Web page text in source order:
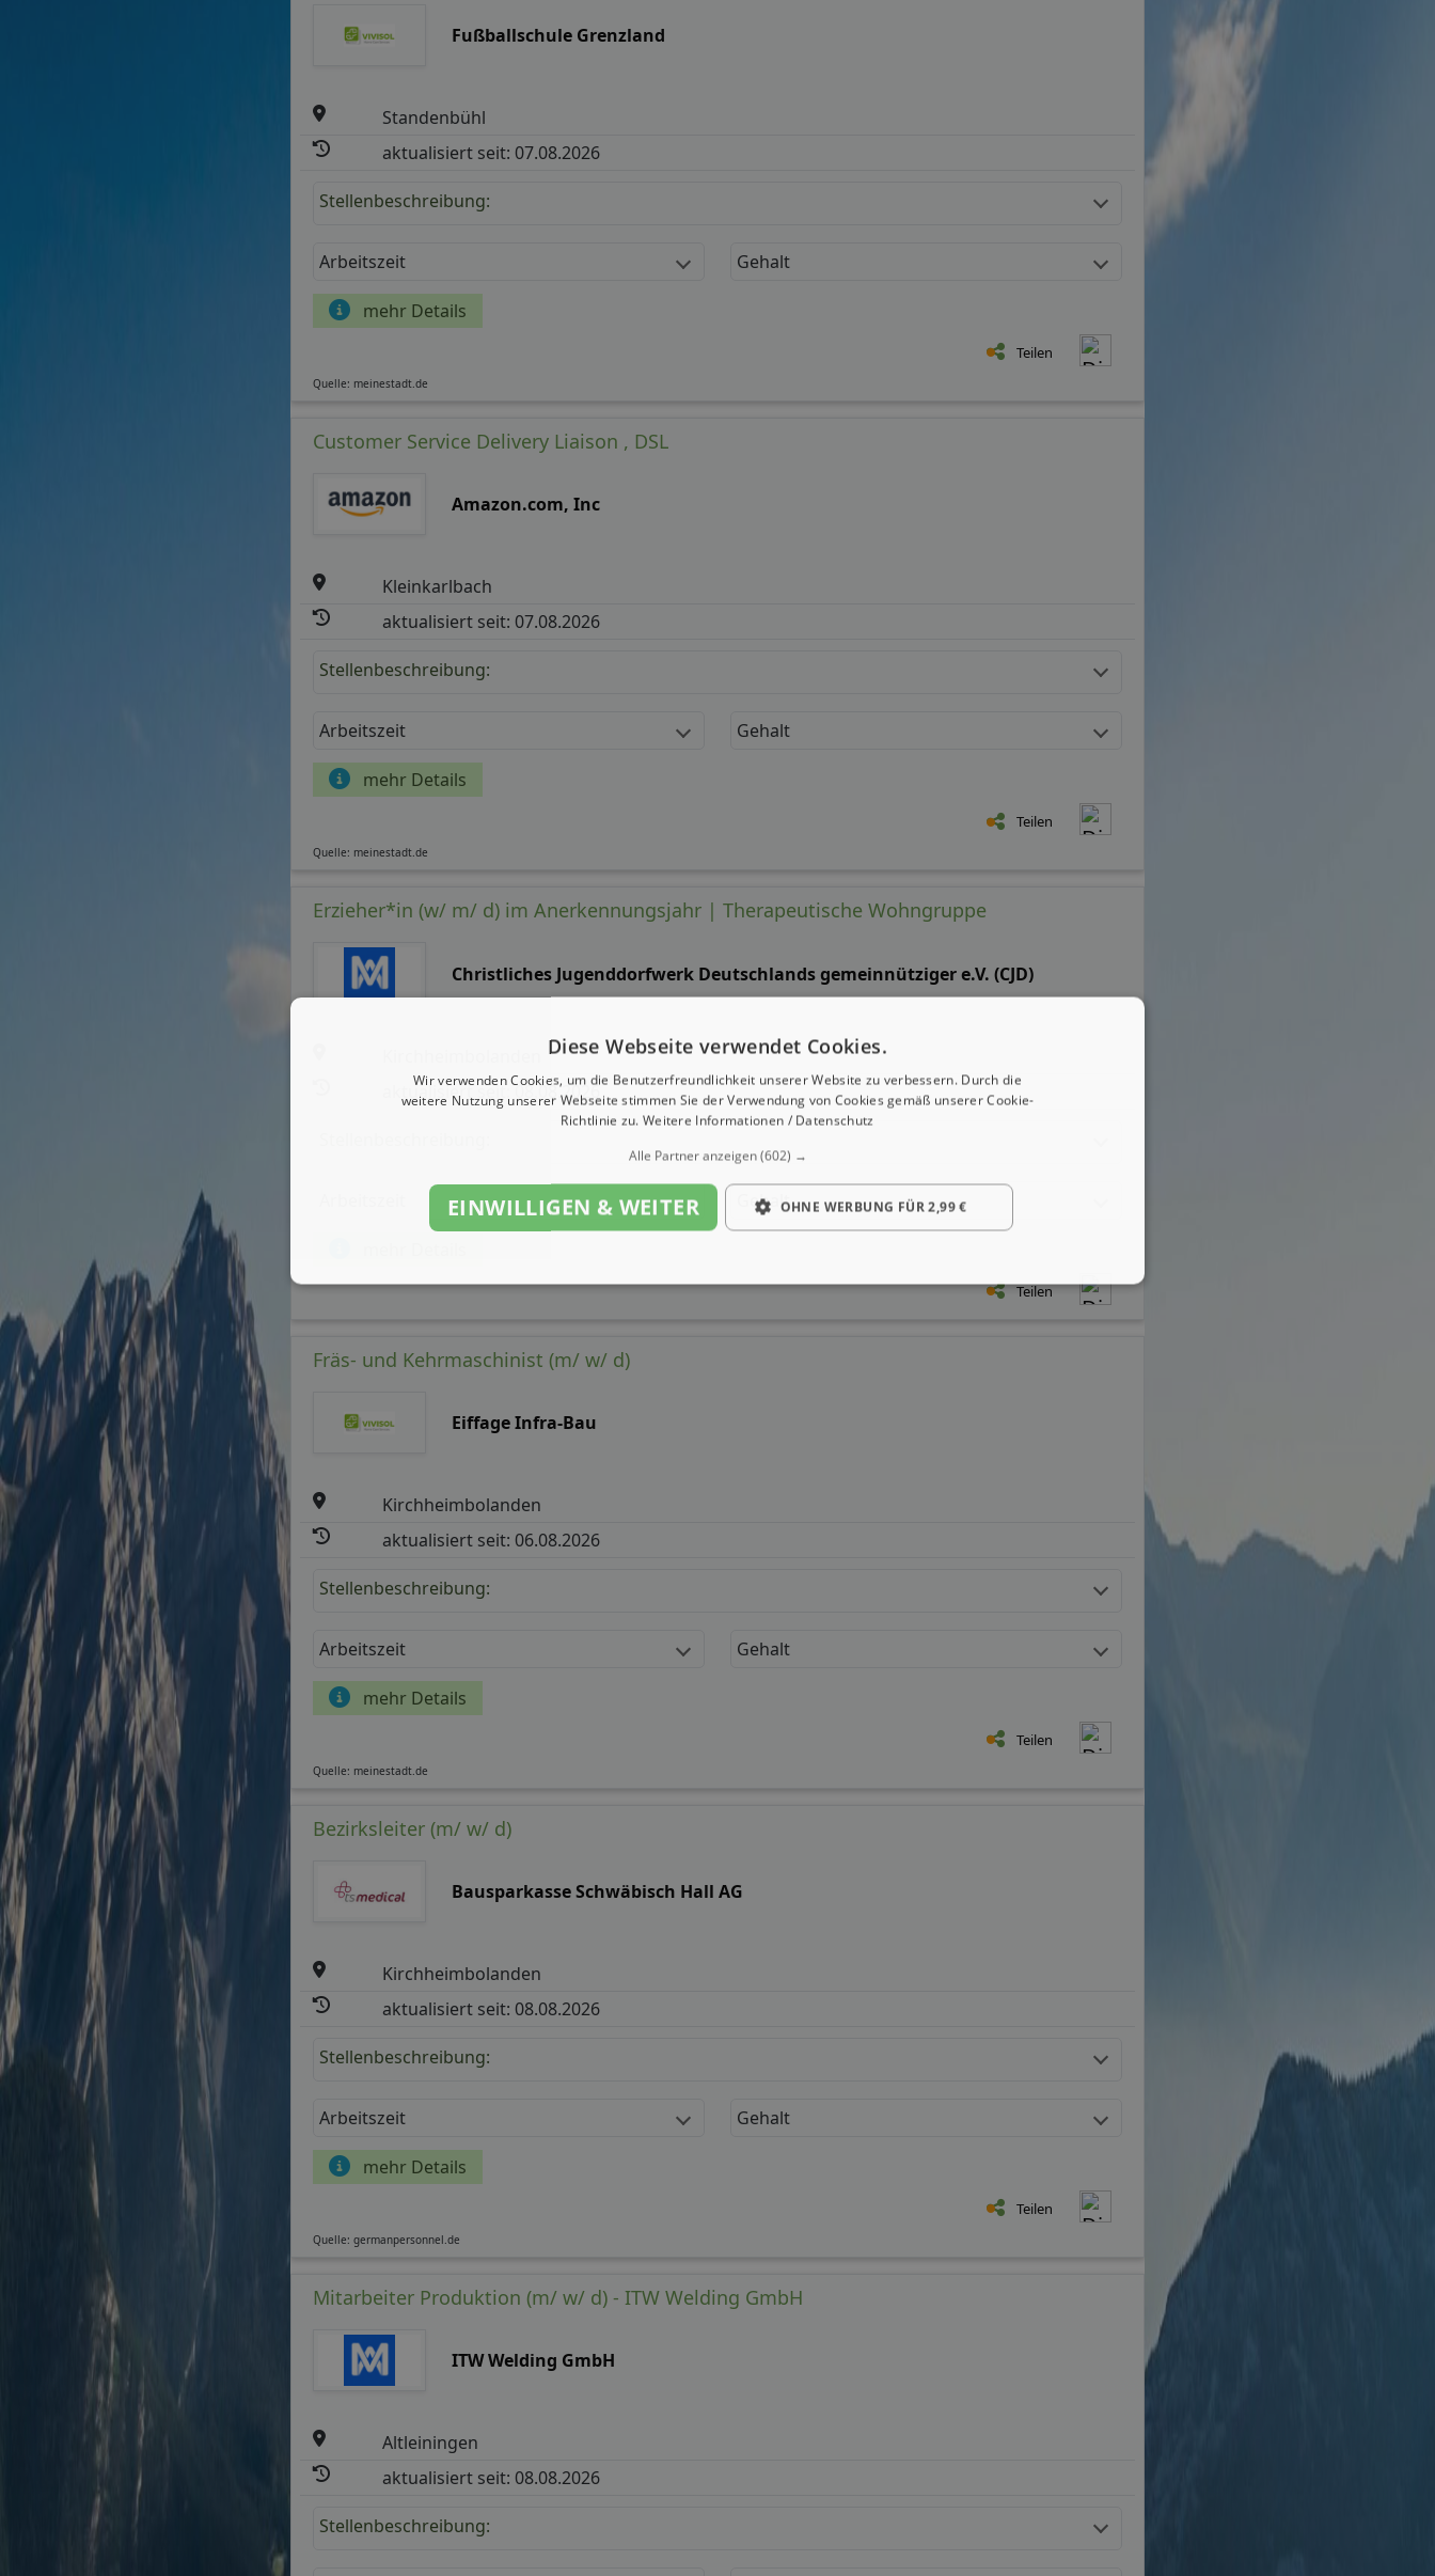
Fußballschule Grenzland
Standenbühl
aktualisiert seit: 07.08.2026
Stellenbeschreibung:
Arbeitszeit Gehalt
mehr Details
Teilen
Quelle: meinestadt.de
Customer Service Delivery Liaison , DSL
Amazon.com, Inc
Kleinkarlbach
aktualisiert seit: 07.08.2026
Stellenbeschreibung:
Arbeitszeit Gehalt
mehr Details
Teilen
Quelle: meinestadt.de
Erzieher*in (w/ m/ d) im Anerkennungsjahr | Therapeutische Wohngruppe
Christliches Jugenddorfwerk Deutschlands gemeinnütziger e.V. (CJD)
aktualisiert seit: 08.08.2026
Gehalt
Teilen
Fräs- und Kehrmaschinist (m/ w/ d)
Eiffage Infra-Bau
Kirchheimbolanden
aktualisiert seit: 06.08.2026
Stellenbeschreibung:
Arbeitszeit Gehalt
mehr Details
Teilen
Quelle: meinestadt.de
Bezirksleiter (m/ w/ d)
Bausparkasse Schwäbisch Hall AG
Kirchheimbolanden
aktualisiert seit: 08.08.2026
Stellenbeschreibung:
Arbeitszeit Gehalt
mehr Details
Teilen
Quelle: germanpersonnel.de
Mitarbeiter Produktion (m/ w/ d) - ITW Welding GmbH
ITW Welding GmbH
Altleiningen
aktualisiert seit: 08.08.2026
Stellenbeschreibung:
Diese Webseite verwendet Cookies.
Wir verwenden Cookies, um die Benutzerfreundlichkeit unserer Website zu verbessern. Durch die
weitere Nutzung unserer Webseite stimmen Sie der Verwendung von Cookies gemäß unserer Cookie-
Richtlinie zu. Weitere Informationen / Datenschutz
Alle Partner anzeigen(602) →
EINWILLIGEN & WEITER OHNE WERBUNG FÜR 2,99 €